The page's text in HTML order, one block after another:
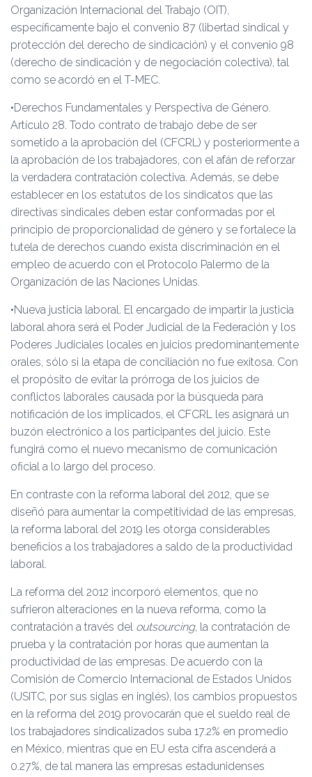
Organización Internacional del Trabajo (OIT),
específicamente bajo el convenio 87 (libertad sindical y
protección del derecho de sindicación) y el convenio 98
(derecho de sindicación y de negociación colectiva), tal
como se acordó en el T-MEC.
•Derechos Fundamentales y Perspectiva de Género.
Artículo 28. Todo contrato de trabajo debe de ser
sometido a la aprobación del (CFCRL) y posteriormente a
la aprobación de los trabajadores, con el afán de reforzar
la verdadera contratación colectiva. Además, se debe
establecer en los estatutos de los sindicatos que las
directivas sindicales deben estar conformadas por el
principio de proporcionalidad de género y se fortalece la
tutela de derechos cuando exista discriminación en el
empleo de acuerdo con el Protocolo Palermo de la
Organización de las Naciones Unidas.
•Nueva justicia laboral. El encargado de impartir la justicia
laboral ahora será el Poder Judicial de la Federación y los
Poderes Judiciales locales en juicios predominantemente
orales, sólo si la etapa de conciliación no fue exitosa. Con
el propósito de evitar la prórroga de los juicios de
conflictos laborales causada por la búsqueda para
notificación de los implicados, el CFCRL les asignará un
buzón electrónico a los participantes del juicio. Este
fungirá como el nuevo mecanismo de comunicación
oficial a lo largo del proceso.
En contraste con la reforma laboral del 2012, que se
diseñó para aumentar la competitividad de las empresas,
la reforma laboral del 2019 les otorga considerables
beneficios a los trabajadores a saldo de la productividad
laboral.
La reforma del 2012 incorporó elementos, que no
sufrieron alteraciones en la nueva reforma, como la
contratación a través del outsourcing, la contratación de
prueba y la contratación por horas que aumentan la
productividad de las empresas. De acuerdo con la
Comisión de Comercio Internacional de Estados Unidos
(USITC, por sus siglas en inglés), los cambios propuestos
en la reforma del 2019 provocarán que el sueldo real de
los trabajadores sindicalizados suba 17.2% en promedio
en México, mientras que en EU esta cifra ascenderá a
0.27%, de tal manera las empresas estadunidenses